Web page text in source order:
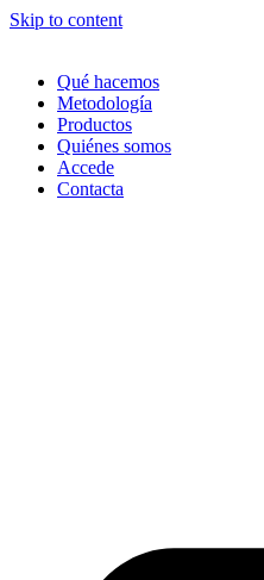
Skip to content
Qué hacemos
Metodología
Productos
Quiénes somos
Accede
Contacta